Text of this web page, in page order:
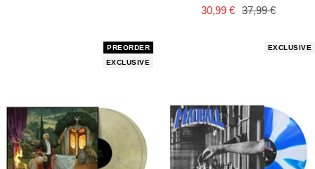
Precio
30,99 € Precio
37,99 €
PREORDER
EXCLUSIVE
EXCLUSIVE